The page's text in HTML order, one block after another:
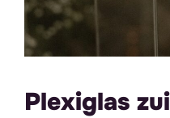
Plexiglas